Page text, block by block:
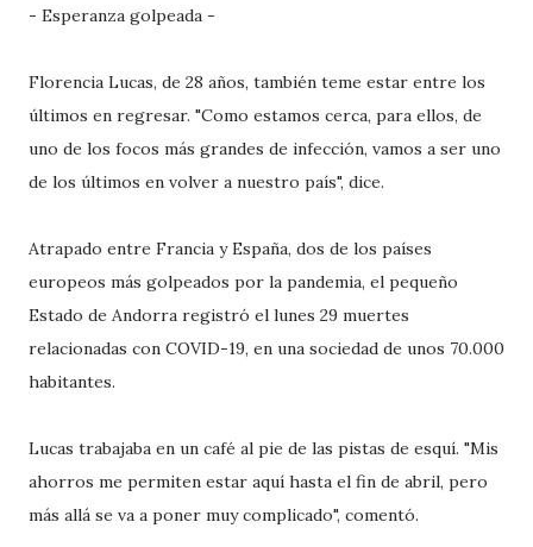
- Esperanza golpeada -
Florencia Lucas, de 28 años, también teme estar entre los
últimos en regresar. "Como estamos cerca, para ellos, de
uno de los focos más grandes de infección, vamos a ser uno
de los últimos en volver a nuestro país", dice.
Atrapado entre Francia y España, dos de los países
europeos más golpeados por la pandemia, el pequeño
Estado de Andorra registró el lunes 29 muertes
relacionadas con COVID-19, en una sociedad de unos 70.000
habitantes.
Lucas trabajaba en un café al pie de las pistas de esquí. "Mis
ahorros me permiten estar aquí hasta el fin de abril, pero
más allá se va a poner muy complicado", comentó.